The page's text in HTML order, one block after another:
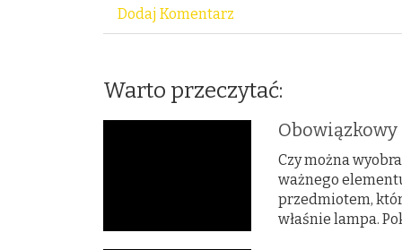
Dodaj Komentarz
Warto przeczytać:
Czy można
ważnego
przedmiotem,
właśnie lampa.